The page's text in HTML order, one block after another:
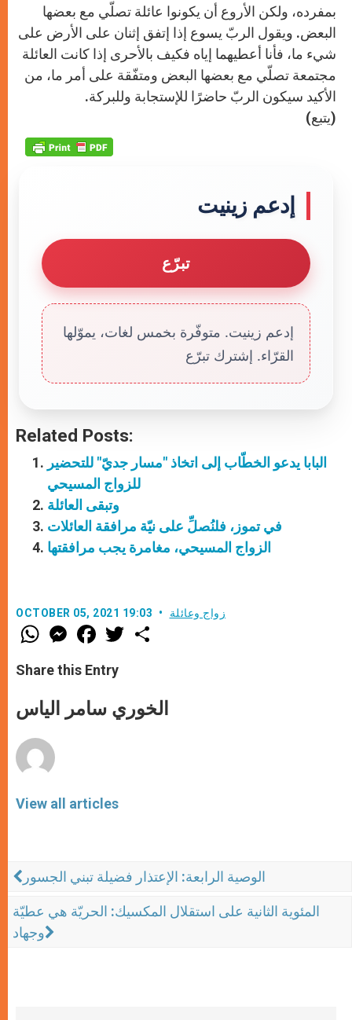
بمفرده، ولكن الأروع أن يكونوا عائلة تصلّي مع بعضها
البعض. ويقول الربّ يسوع إذا إتفق إثنان على الأرض على
شيء ما، فأنا أعطيهما إياه فكيف بالأحرى إذا كانت العائلة
مجتمعة تصلّي مع بعضها البعض ومتفّقة على أمر ما، من
الأكيد سيكون الربّ حاضرًا للإستجابة وللبركة.
(يتبع)
إدعم زينيت
تبرّع
إدعم زينيت. متوفّرة بخمس لغات، يموّلها
القرّاء. إشترك تبرّع
Related Posts:
البابا يدعو الخطّاب إلى اتخاذ "مسار جديّ" للتحضير
للزواج المسيحي
وتبقى العائلة
في تموز، فلنُصلِّ على نيّة مرافقة العائلات
الزواج المسيحي، مغامرة يجب مرافقتها
OCTOBER 05, 2021 19:03 زواج وعائلة
W
h
t
s
p
p
M
e
s
e
e
F
a
e
b
o
k
T
w
Share this Entry
الخوري سامر الياس
View all articles
الوصية الرابعة: الإعتذار فضيلة تبني الجسور
المئوية الثانية على استقلال المكسيك: الحريّة هي عطيّة
وجهاد